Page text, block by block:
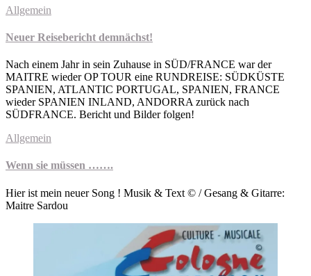
Allgemein
Neuer Reisebericht demnächst!
Nach einem Jahr in sein Zuhause in SÜD/FRANCE war der
MAITRE wieder OP TOUR eine RUNDREISE: SÜDKÜSTE
SPANIEN, ATLANTIC PORTUGAL, SPANIEN, FRANCE
wieder SPANIEN INLAND, ANDORRA zurück nach
SÜDFRANCE. Bericht und Bilder folgen!
Allgemein
Wenn sie müssen …….
Hier ist mein neuer Song ! Musik & Text © / Gesang & Gitarre:
Maitre Sardou